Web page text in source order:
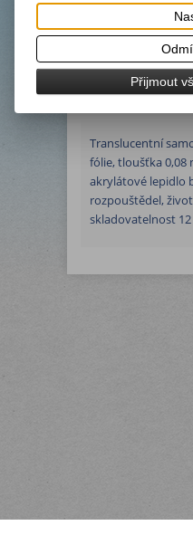
translucentní
DOPRODEJ -
Podrobný
Translucentní
fólie, tloušťka
akrylátové lepidlo
rozpouštědel,
skladovatelnost
Přijmout